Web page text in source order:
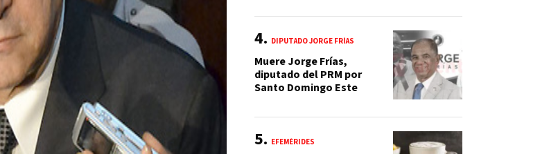
DIPUTADO JORGE FRÍAS
Muere Jorge Frías,
diputado del PRM por
Santo Domingo Este
EFEMÉRIDES